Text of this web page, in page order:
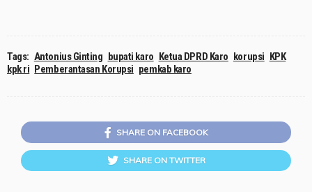
Tags: Antonius Ginting bupati karo Ketua DPRD Karo korupsi KPK
kpk ri Pemberantasan Korupsi pemkab karo
SHARE ON FACEBOOK
SHARE ON TWITTER